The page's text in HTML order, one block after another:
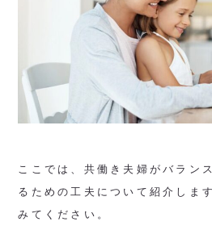
ここでは、共働き夫婦がバラン
るための工夫について紹介しま
みてください。